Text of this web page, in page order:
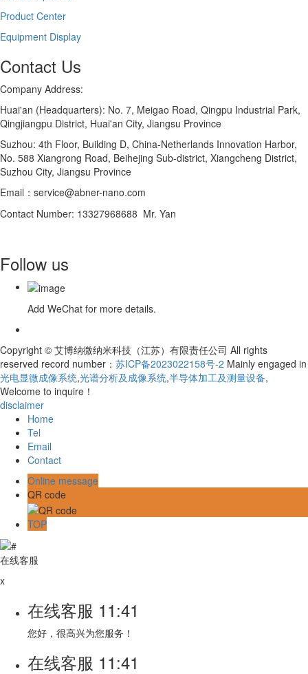
Product Center
Equipment Display
Contact Us
Company Address:
Huai'an (Headquarters): No. 7, Meigao Road, Qingpu Industrial Park,
Qingjiangpu District, Huai'an City, Jiangsu Province
Suzhou: 4th Floor, Building D, China-Netherlands Innovation Harbor,
No. 588 Xiangrong Road, Beihejing Sub-district, Xiangcheng District,
Suzhou City, Jiangsu Province
Email：service@abner-nano.com
Contact Number: 13327968688 Mr. Yan
Follow us
Add WeChat for more details.
Copyright © 艾博纳微纳米科技（江苏）有限责任公司 All rights
reserved record number： 苏ICP备2023022158号-2 Mainly engaged in
光电显微成像系统,光谱分析及成像系统,半导体加工及测量设备,
Welcome to inquire！
disclaimer
Home
Tel
Email
Contact
Online message
QR code
TOP
在线客服
x
在线客服 11:41
您好，很高兴为您服务！
在线客服 11:41